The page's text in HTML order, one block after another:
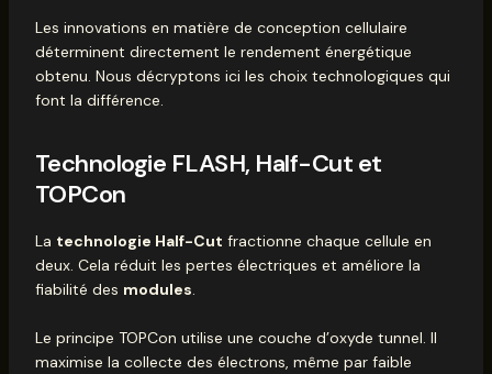
Les innovations en matière de conception cellulaire
déterminent directement le rendement énergétique
obtenu. Nous décryptons ici les choix technologiques qui
font la différence.
Technologie FLASH, Half-Cut et
TOPCon
La technologie Half-Cut fractionne chaque cellule en
deux. Cela réduit les pertes électriques et améliore la
fiabilité des modules.
Le principe TOPCon utilise une couche d’oxyde tunnel. Il
maximise la collecte des électrons, même par faible